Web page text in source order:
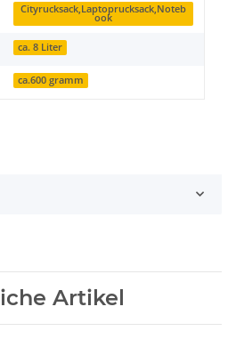
Cityrucksack,Laptoprucksack,Noteb
ook
ca. 8 Liter
ca.600 gramm
Artikel